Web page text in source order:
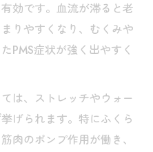
効です。血流が滞ると老
りやすくなり、むくみや
PMS症状が強く出やすく
は、ストレッチやウォー
げられます。特にふくら
肉のポンプ作用が働き、